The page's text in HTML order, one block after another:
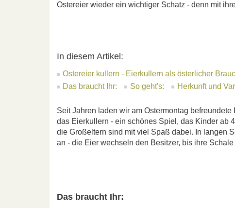
Ostereier wieder ein wichtiger Schatz - denn mit
In diesem Artikel:
Ostereier kullern - Eierkullern als österlicher
Das braucht Ihr:
So geht's: Herkunft und
Seit Jahren laden wir am Ostermontag
das Eierkullern - ein schönes Spiel, das Kinder ab
die Großeltern sind mit viel Spaß dabei. In langen
an - die Eier wechseln den Besitzer, bis ihre
Das braucht Ihr: